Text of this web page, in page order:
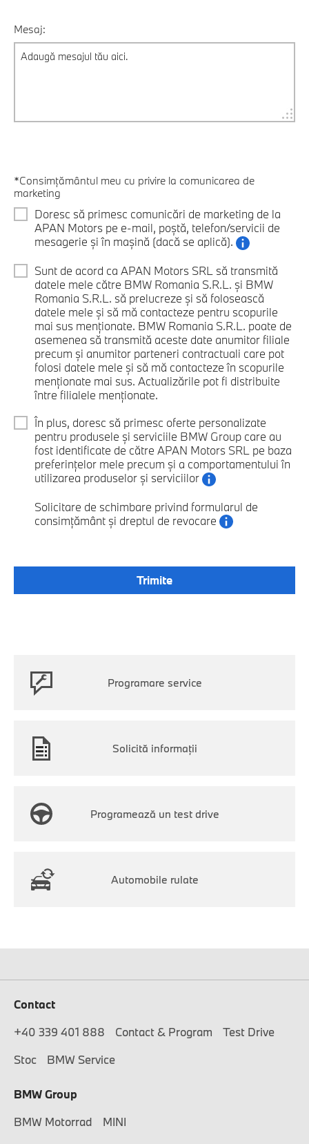
Mesaj:
*Consimțământul meu cu privire la comunicarea de
marketing
Doresc să primesc comunicări de marketing de la
APAN Motors pe e-mail, poștă, telefon/servicii de
mesagerie și în mașină (dacă se aplică).
Sunt de acord ca APAN Motors SRL să transmită
datele mele către BMW Romania S.R.L. și BMW
Romania S.R.L. să prelucreze și să folosească
datele mele și să mă contacteze pentru scopurile
mai sus menționate. BMW Romania S.R.L. poate de
asemenea să transmită aceste date anumitor filiale
precum și anumitor parteneri contractuali care pot
folosi datele mele și să mă contacteze în scopurile
menționate mai sus. Actualizările pot fi distribuite
între filialele menționate.
În plus, doresc să primesc oferte personalizate
pentru produsele și serviciile BMW Group care au
fost identificate de către APAN Motors SRL pe baza
preferințelor mele precum și a comportamentului în
utilizarea produselor și serviciilor
Solicitare de schimbare privind formularul de
consimțământ și dreptul de revocare
Programare service
Solicită informații
Programează un test drive
Automobile rulate
Contact
+40 339 401 888
Contact & Program
Test Drive
Stoc
BMW Service
BMW Group
BMW Motorrad
MINI